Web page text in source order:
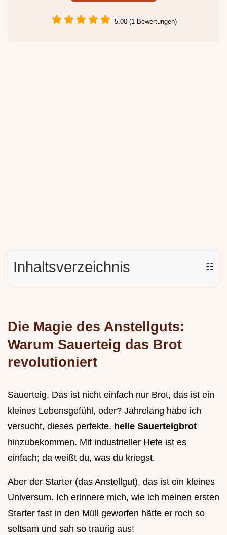
5.00 (1 Bewertungen)
Inhaltsverzeichnis ☷
Die Magie des Anstellguts:
Warum Sauerteig das Brot
revolutioniert
Sauerteig. Das ist nicht einfach nur Brot, das ist ein
kleines Lebensgefühl, oder? Jahrelang habe ich
versucht, dieses perfekte, helle Sauerteigbrot
hinzubekommen. Mit industrieller Hefe ist es
einfach; da weißt du, was du kriegst.
Aber der Starter (das Anstellgut), das ist ein kleines
Universum. Ich erinnere mich, wie ich meinen ersten
Starter fast in den Müll geworfen hätte er roch so
seltsam und sah so traurig aus!